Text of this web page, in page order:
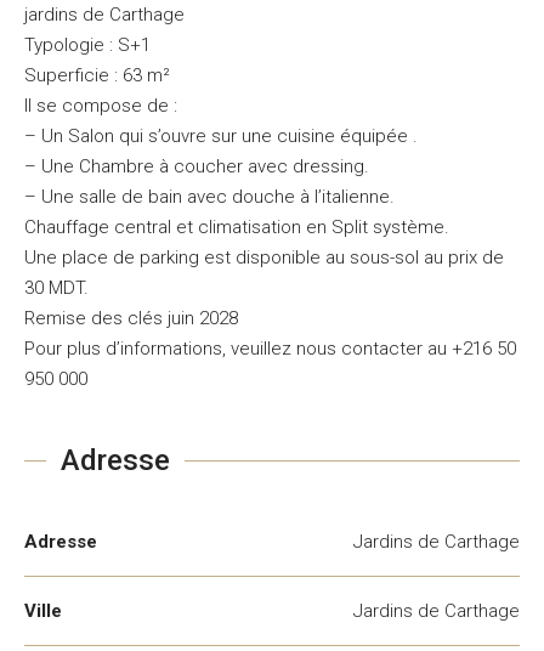
jardins de Carthage
Typologie : S+1
Superficie : 63 m²
Il se compose de :
– Un Salon qui s’ouvre sur une cuisine équipée .
– Une Chambre à coucher avec dressing.
– Une salle de bain avec douche à l’italienne.
Chauffage central et climatisation en Split système.
Une place de parking est disponible au sous-sol au prix de
30 MDT.
Remise des clés juin 2028
Pour plus d’informations, veuillez nous contacter au +216 50
950 000
Adresse
Adresse Jardins de Carthage
Ville Jardins de Carthage